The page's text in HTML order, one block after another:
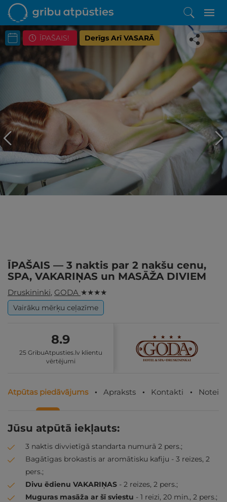
ĪPAŠAIS! Derīgs Arī VASARĀ
Iepatikās šis piedāvājums?
Līdz brīnišķīgai atpūtai atlikuši tikai daži soļi
PĒRKU
ĪPAŠAIS — 3 naktis par 2 nakšu cenu,
SPA, VAKARIŅAS un MASĀŽA DIVIEM
Druskininki, GODA ★ ★ ★ ★
Vairāku mērķu ceļazīme
8.9
25 GribuAtpusties.lv klientu
vērtējumi
Atpūtas piedāvājums Apraksts Kontakti
Jūsu atpūtā iekļauts:
3 naktis divvietīgā standarta numurā 2 pers.;
Bagātīgas brokastis ar aromātisku kafiju - 3 reizes, 2
pers.;
Divu ēdienu VAKARIŅAS - 2 reizes, 2 pers.;
Muguras masāža ar šī sviestu - 1 reizi, 20 min., 2 pers.;